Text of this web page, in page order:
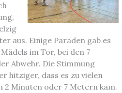
aus. Einige Paraden gab es
im Tor, bei den 7
Abwehr. Die Stimmung
hitziger, dass es zu vielen
2 Minuten oder 7 Metern kam.